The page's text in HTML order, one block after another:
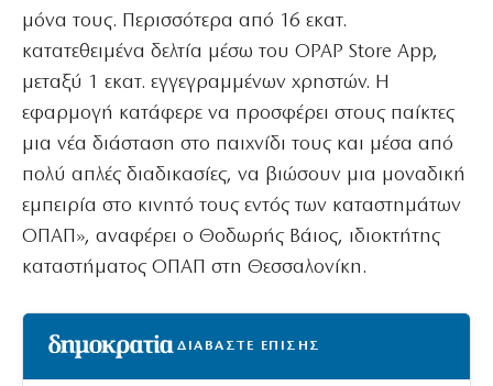
μόνα τους. Περισσότερα από 16 εκατ.
κατατεθειμένα δελτία μέσω του OPAP Store App,
μεταξύ 1 εκατ. εγγεγραμμένων χρηστών. Η
εφαρμογή κατάφερε να προσφέρει στους παίκτες
μια νέα διάσταση στο παιχνίδι τους και μέσα από
πολύ απλές διαδικασίες, να βιώσουν μια μοναδική
εμπειρία στο κινητό τους εντός των καταστημάτων
ΟΠΑΠ», αναφέρει ο Θοδωρής Βάιος, ιδιοκτήτης
καταστήματος ΟΠΑΠ στη Θεσσαλονίκη.
ΔΙΑΒΑΣΤΕ ΕΠΙΣΗΣ